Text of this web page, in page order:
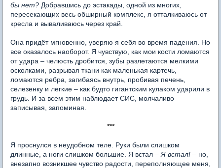
бы нет? Добравшись до эстакады, одной из многих,
пересекающих весь обширный комплекс, я отталкиваюсь от
кресла и вываливаюсь через край.
Она придёт мгновенно, уверяю я себя во время падения. Но
все оказалось наоборот. Я чувствую, как мои кости ломаются
от удара – челюсть дробится, зубы разлетаются мелкими
осколками, разрывая ткани как маленькая картечь,
ломаются ребра, загибаясь внутрь, пробивая печень,
селезенку и легкие – как будто гигантским кулаком ударили в
грудь. И за всем этим наблюдает СИС, молчаливо
записывая, запоминая.
***
Я проснулся в неудобном теле. Руки были слишком
длинные, а ноги слишком большие. Я встал – Я встал! – но,
внезапно возникшее чувство радости, переполняющее меня,